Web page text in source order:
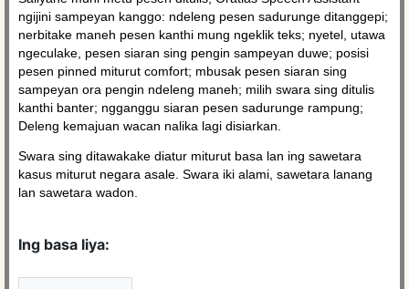
ngijini sampeyan kanggo: ndeleng pesen sadurunge ditanggepi;
nerbitake maneh pesen kanthi mung ngeklik teks; nyetel, utawa
ngeculake, pesen siaran sing pengin sampeyan duwe; posisi
pesen pinned miturut comfort; mbusak pesen siaran sing
sampeyan ora pengin ndeleng maneh; milih swara sing ditulis
kanthi banter; ngganggu siaran pesen sadurunge rampung;
Deleng kemajuan wacan nalika lagi disiarkan.
Swara sing ditawakake diatur miturut basa lan ing sawetara
kasus miturut negara asale. Swara iki alami, sawetara lanang
lan sawetara wadon.
Ing basa liya: